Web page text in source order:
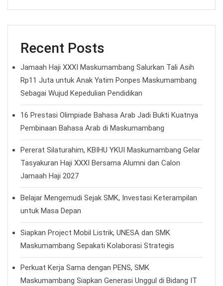
Recent Posts
Jamaah Haji XXXI Maskumambang Salurkan Tali Asih
Rp11 Juta untuk Anak Yatim Ponpes Maskumambang
Sebagai Wujud Kepedulian Pendidikan
16 Prestasi Olimpiade Bahasa Arab Jadi Bukti Kuatnya
Pembinaan Bahasa Arab di Maskumambang
Pererat Silaturahim, KBIHU YKUI Maskumambang Gelar
Tasyakuran Haji XXXI Bersama Alumni dan Calon
Jamaah Haji 2027
Belajar Mengemudi Sejak SMK, Investasi Keterampilan
untuk Masa Depan
Siapkan Project Mobil Listrik, UNESA dan SMK
Maskumambang Sepakati Kolaborasi Strategis
Perkuat Kerja Sama dengan PENS, SMK
Maskumambang Siapkan Generasi Unggul di Bidang IT